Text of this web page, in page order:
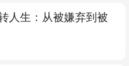
人生：从被嫌弃到被